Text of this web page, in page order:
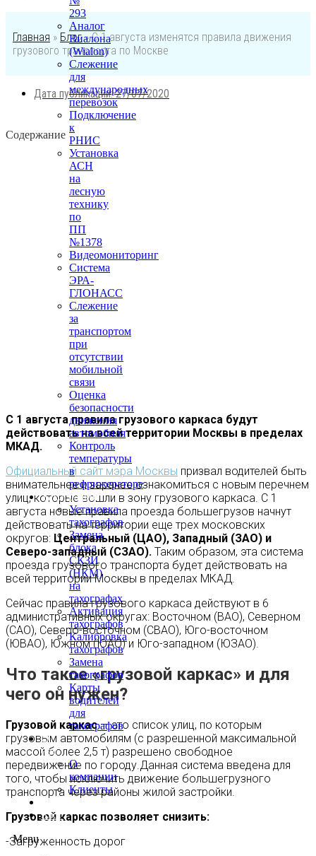
293
Аналог
Виалона
(Wialon)
Слежение
для
международных
перевозок
Подключение
к
РНИС
Установка
АСН
на
лесную
технику
по
ПП
№1378
Видеомониторинг
Система
ЭРА-
ГЛОНАСС
Слежение
за
транспортом
при
отсутствии
мобильной
связи
Оценка
безопасности
движения
автомобиля
Контроль
температуры
в
рефрижераторе
Тахография
Установка
тахографов
Замена
блока
СКЗИ
(НКМ)
на
тахографах
Активация
тахографов
Калибровка
тахографов
Замена
тахографов
Карты
водителей
для
тахографов
О
нас
О
компании
Клиенты
Контакты
Блог
Menu
Главная » Блог»С 1 августа изменятся правила движения
грузового транспорта по Москве
Дата публикации:27/07/2020
Содержание
С 1 августа правила грузового каркаса будут
действовать на всей территории Москвы в пределах
МКАД.
Официальный сайт мэра Москвы призвал водителей быть
внимательнее и заранее ознакомиться с новым перечнем
улиц, которые вошли в зону грузового каркаса. С 1
августа новые правила проезда большегрузов начнут
действовать на территории еще трех московских
округов: Центральный (ЦАО), Западный (ЗАО) и
Северо-западный (СЗАО). Таким образом, эта система
проезда грузового транспорта будет действовать на
всей территории Москвы в пределах МКАД.
Сейчас правила грузового каркаса действуют в 6
административных округах: Восточном (ВАО), Северном
(САО), Северо-восточном (СВАО), Юго-восточном
(ЮВАО), Южном (ЮАО) и Юго-западном (ЮЗАО).
Что такое «грузовой каркас» и для
чего он нужен?
Грузовой каркас— это список улиц, по которым
грузовым автомобилям (с разрешенной максимальной
массой более 2,5 т) разрешено свободное
передвижение по городу.Данная система введена для
того, чтобы исключить движение большегрузного
транспорта через районы жилой застройки.
Грузовой каркас позволяет снизить:
-Загруженность дорог